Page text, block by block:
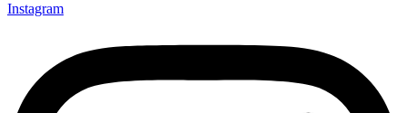
Instagram